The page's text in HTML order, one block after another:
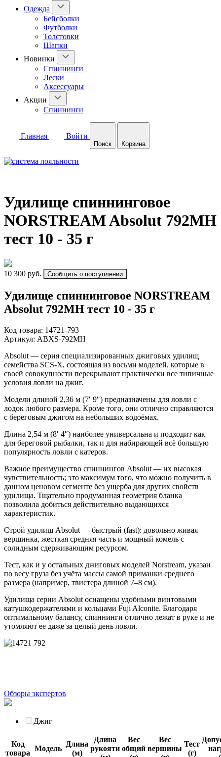
Одежда
Бейсболки
Футболки
Толстовки
Шапки
Новинки
Спиннинги
Лески
Аксессуары
Акции
Спиннинги
Главная Войти
Поиск Корзина
Удилище спиннинговое
NORSTREAM Absolut 792MH
тест 10 - 35 г
10 300 руб. Сообщить о поступлении
Удилище спиннинговое NORSTREAM
Absolut 792MH тест 10 - 35 г
Код товара: 14721-793
Артикул: ABXS-792MH
Absolut — серия специализированных джиговых удилищ
семейства SCS-X, состоящая из восьми моделей, которые в
своей совокупности перекрывают практически все типичные
условия ловли на джиг.
Модели длиной 2,36 м (7′ 9″) предназначены для ловли с
лодок любого размера. Кроме того, они отлично справляются
с береговым джигом на небольших водоёмах.
Длина 2,54 м (8′ 4″) наиболее универсальна и подходит как
для береговой рыбалки, так и для набирающей всё большую
популярность ловли с катеров.
Важное преимущество спиннингов Absolut — их высокая
чувствительность; это максимум того, что можно получить в
данном ценовом сегменте без ущерба для других свойств
удилища. Тщательно продуманная геометрия бланка
позволила добиться действительно выдающихся
характеристик.
Строй удилищ Absolut — быстрый (fast): довольно живая
вершинка, жесткая средняя часть и мощный комель c
солидным сдерживающим ресурсом.
Тест, как и у остальных джиговых моделей Norstream, указан
по весу груза без учёта массы самой приманки среднего
размера (например, твистера длиной 7–8 см).
Удилища серии Absolut оснащены удобными винтовыми
катушкодержателями и кольцами Fuji Alconite. Благодаря
оптимальному балансу, спиннинги отлично лежат в руке и не
утомляют ее даже за целый день ловли.
Обзоры экспертов
Код
товара
Модель
Длина
(м)
Длина
рукояти
Вес
общий
Вес
вершины
Тест
(г)
Джиг